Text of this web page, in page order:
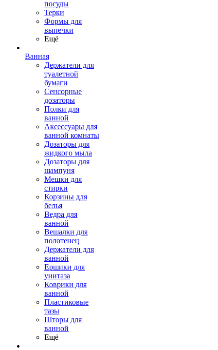
посуды
Терки
Формы для
выпечки
Ещё
Ванная
Держатели для
туалетной
бумаги
Сенсорные
дозаторы
Полки для
ванной
Аксессуары для
ванной комнаты
Дозаторы для
жидкого мыла
Дозаторы для
шампуня
Мешки для
стирки
Корзины для
белья
Ведра для
ванной
Вешалки для
полотенец
Держатели для
ванной
Ершики для
унитаза
Коврики для
ванной
Пластиковые
тазы
Шторы для
ванной
Ещё